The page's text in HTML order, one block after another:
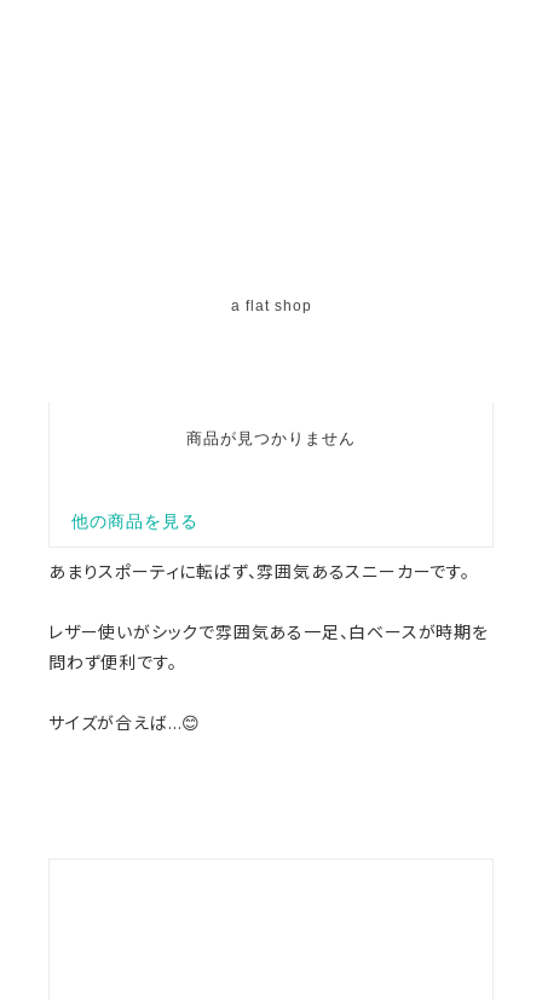
あまりスポーティに転ばず、雰囲気あるスニーカーです。
レザー使いがシックで雰囲気ある一足、白ベースが時期を
問わず便利です。
サイズが合えば…😊